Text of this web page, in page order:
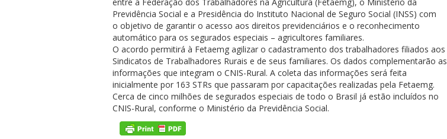
Previdência Social e a Presidência do Instituto Nacional de Seguro Social (INSS) com
o objetivo de garantir o acesso aos direitos previdenciários e o reconhecimento
automático para os segurados especiais – agricultores familiares.
O acordo permitirá à Fetaemg agilizar o cadastramento dos trabalhadores filiados aos
Sindicatos de Trabalhadores Rurais e de seus familiares. Os dados complementarão as
informações que integram o CNIS-Rural. A coleta das informações será feita
inicialmente por 163 STRs que passaram por capacitações realizadas pela Fetaemg.
Cerca de cinco milhões de segurados especiais de todo o Brasil já estão incluídos no
CNIS-Rural, conforme o Ministério da Previdência Social.